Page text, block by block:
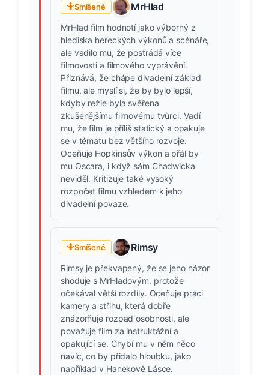
🤷Smíšené MrHlad
MrHlad film hodnotí jako výborný z
hlediska hereckých výkonů a scénáře,
ale vadilo mu, že postrádá více
filmovosti a filmového vyprávění.
Přiznává, že chápe divadelní základ
filmu, ale myslí si, že by bylo lepší,
kdyby režie byla svěřena
zkušenějšímu filmovému tvůrci. Vadí
mu, že film je příliš statický a opakuje
se v tématu bez většího rozvoje.
Oceňuje Hopkinsův výkon a přál by
mu Oscara, i když sám Chadwicka
neviděl. Kritizuje také vysoký
rozpočet filmu vzhledem k jeho
divadelní povaze.
🤷Smíšené Rimsy
Rimsy je překvapený, že se jeho názor
shoduje s MrHladovým, protože
očekával větší rozdíly. Oceňuje práci
kamery a střihu, která dobře
znázorňuje rozpad osobnosti, ale
považuje film za instruktážní a
opakující se. Chybí mu v něm něco
navíc, co by přidalo hloubku, jako
například v Hanekově Lásce.